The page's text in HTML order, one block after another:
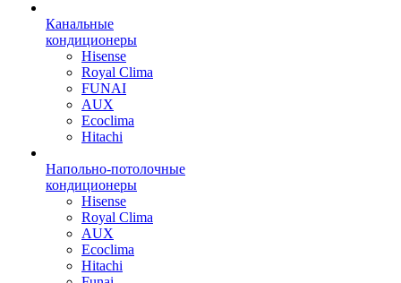
Канальные
кондиционеры
Hisense
Royal Clima
FUNAI
AUX
Ecoclima
Hitachi
Напольно-потолочные
кондиционеры
Hisense
Royal Clima
AUX
Ecoclima
Hitachi